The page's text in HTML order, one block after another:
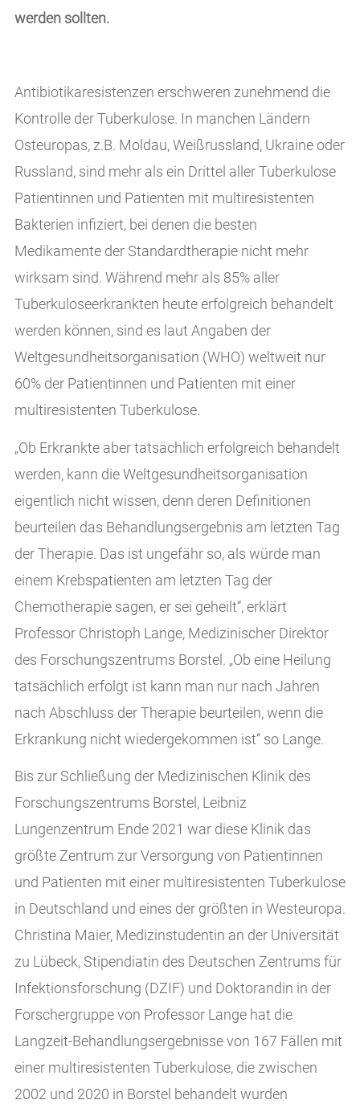
werden sollten.
Antibiotikaresistenzen erschweren zunehmend die
Kontrolle der Tuberkulose. In manchen Ländern
Osteuropas, z.B. Moldau, Weißrussland, Ukraine oder
Russland, sind mehr als ein Drittel aller Tuberkulose
Patientinnen und Patienten mit multiresistenten
Bakterien infiziert, bei denen die besten
Medikamente der Standardtherapie nicht mehr
wirksam sind. Während mehr als 85% aller
Tuberkuloseerkrankten heute erfolgreich behandelt
werden können, sind es laut Angaben der
Weltgesundheitsorganisation (WHO) weltweit nur
60% der Patientinnen und Patienten mit einer
multiresistenten Tuberkulose.
„Ob Erkrankte aber tatsächlich erfolgreich behandelt
werden, kann die Weltgesundheitsorganisation
eigentlich nicht wissen, denn deren Definitionen
beurteilen das Behandlungsergebnis am letzten Tag
der Therapie. Das ist ungefähr so, als würde man
einem Krebspatienten am letzten Tag der
Chemotherapie sagen, er sei geheilt“, erklärt
Professor Christoph Lange, Medizinischer Direktor
des Forschungszentrums Borstel. „Ob eine Heilung
tatsächlich erfolgt ist kann man nur nach Jahren
nach Abschluss der Therapie beurteilen, wenn die
Erkrankung nicht wiedergekommen ist“ so Lange.
Bis zur Schließung der Medizinischen Klinik des
Forschungszentrums Borstel, Leibniz
Lungenzentrum Ende 2021 war diese Klinik das
größte Zentrum zur Versorgung von Patientinnen
und Patienten mit einer multiresistenten Tuberkulose
in Deutschland und eines der größten in Westeuropa.
Christina Maier, Medizinstudentin an der Universität
zu Lübeck, Stipendiatin des Deutschen Zentrums für
Infektionsforschung (DZIF) und Doktorandin in der
Forschergruppe von Professor Lange hat die
Langzeit-Behandlungsergebnisse von 167 Fällen mit
einer multiresistenten Tuberkulose, die zwischen
2002 und 2020 in Borstel behandelt wurden